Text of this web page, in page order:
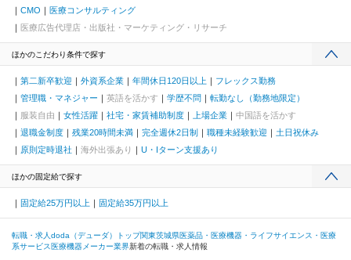
CMO
医療コンサルティング
医療広告代理店・出版社・マーケティング・リサーチ
ほかのこだわり条件で探す
第二新卒歓迎 外資系企業 年間休日120日以上
フレックス勤務
管理職・マネジャー
英語を活かす 学歴不問
転勤なし（勤務地限定）
服装自由
女性活躍 社宅・家賃補助制度 上場企業
中国語を活かす
退職金制度
残業20時間未満 完全週休2日制 職種未経験歓迎
土日祝休み
原則定時退社
海外出張あり U・Iターン支援あり
ほかの固定給で探す
固定給25万円以上 固定給35万円以上
転職・求人doda（デューダ）トップ関東茨城県医薬品・医療機器・ライフサイエンス・医療
系サービス 医療機器メーカー業界新着の転職・求人情報